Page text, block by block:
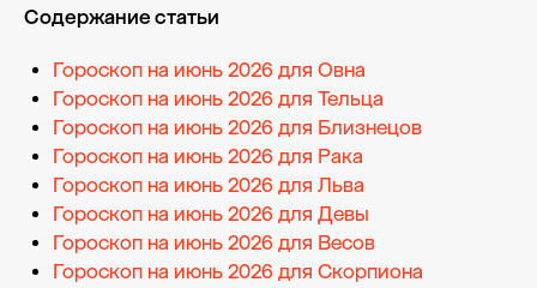
Содержание статьи
Гороскоп на июнь 2026 для Овна
Гороскоп на июнь 2026 для Тельца
Гороскоп на июнь 2026 для Близнецов
Гороскоп на июнь 2026 для Рака
Гороскоп на июнь 2026 для Льва
Гороскоп на июнь 2026 для Девы
Гороскоп на июнь 2026 для Весов
Гороскоп на июнь 2026 для Скорпиона